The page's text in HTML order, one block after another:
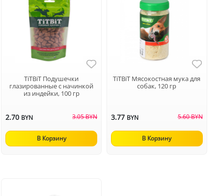
TiTBiT Подушечки
глазированные с начинкой
из индейки, 100 гр
2.70 BYN 3.05 BYN
В Корзину
TiTBiT Мясокостная мука для
собак, 120 гр
3.77 BYN 5.60 BYN
В Корзину